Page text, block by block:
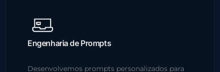
Engenharia de Prompts
Desenvolvemos prompts personalizados para